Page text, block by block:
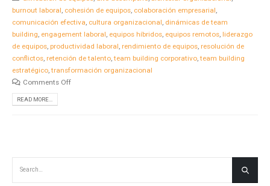
burnout laboral, cohesión de equipos, colaboración empresarial,
comunicación efectiva, cultura organizacional, dinámicas de team
building, engagement laboral, equipos híbridos, equipos remotos, liderazgo
de equipos, productividad laboral, rendimiento de equipos, resolución de
conflictos, retención de talento,team building corporativo,team building
estratégico,transformación organizacional
Comments Off
READ MORE...